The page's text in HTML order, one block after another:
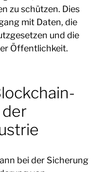
zu schützen. Dies
mit Daten, die
und die
Öffentlichkeit.
bei der Sicherung